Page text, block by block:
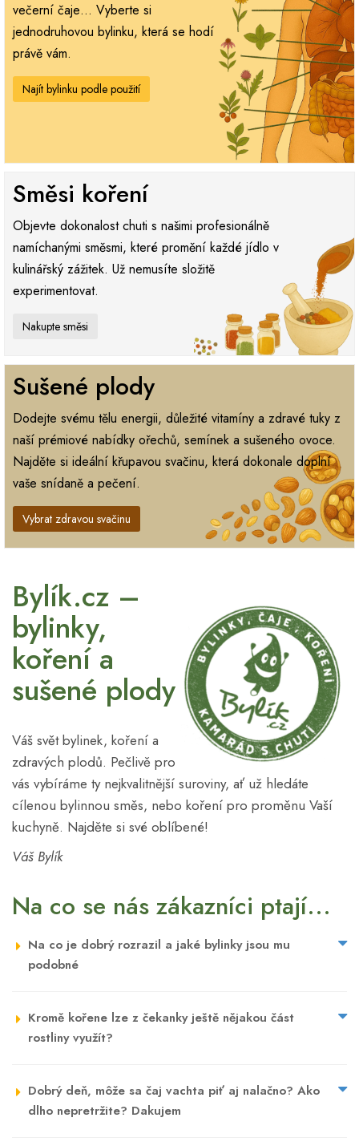
večerní čaje… Vyberte si
jednodruhovou bylinku, která se hodí
právě vám.
Najít bylinku podle použití
Směsi koření
Objevte dokonalost chuti s našimi profesionálně
namíchanými směsmi, které promění každé jídlo v
kulinářský zážitek. Už nemusíte složitě
experimentovat.
Nakupte směsi
Sušené plody
Dodejte svému tělu energii, důležité vitamíny a zdravé tuky z
naší prémiové nabídky ořechů, semínek a sušeného ovoce.
Najděte si ideální křupavou svačinu, která dokonale doplní
vaše snídaně a pečení.
Vybrat zdravou svačinu
Bylík.cz –
bylinky,
koření a
sušené plody
Váš svět bylinek, koření a
zdravých plodů. Pečlivě pro
vás vybíráme ty nejkvalitnější suroviny, ať už hledáte
cílenou bylinnou směs, nebo koření pro proměnu Vaší
kuchyně. Najděte si své oblíbené!
Váš Bylík
Na co se nás zákazníci ptají...
Na co je dobrý rozrazil a jaké bylinky jsou mu
podobné
Kromě kořene lze z čekanky ještě nějakou část
rostliny využít?
Dobrý deň, môže sa čaj vachta piť aj nalačno? Ako
dlho nepretržite? Dakujem